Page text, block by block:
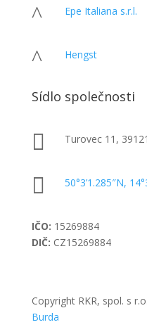
^ Epe Italiana s.r.l.
^ Hengst
Sídlo společnosti
 Turovec 11,
 50°3’1.285″N,
IČO: 15269884
DIČ: CZ15269884
Copyright RKR, spol. s
Burda